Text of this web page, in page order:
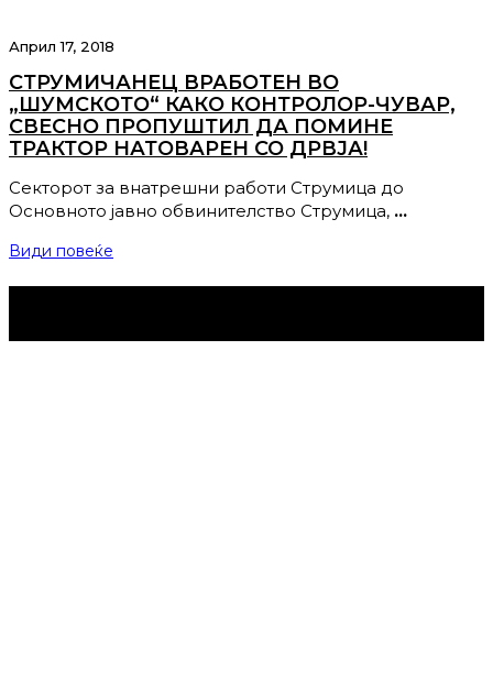
Април 17, 2018
СТРУМИЧАНЕЦ ВРАБОТЕН ВО
„ШУМСКОТО“ КАКО КОНТРОЛОР-ЧУВАР,
СВЕСНО ПРОПУШТИЛ ДА ПОМИНЕ
ТРАКТОР НАТОВАРЕН СО ДРВЈА!
Секторот за внатрешни работи Струмица до
Основното јавно обвинителство Струмица, …
Види повеќе